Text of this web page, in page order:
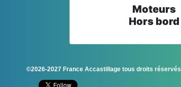
Moteurs
Hors bord
©2026-2027 France Accastillage tous droits réservés